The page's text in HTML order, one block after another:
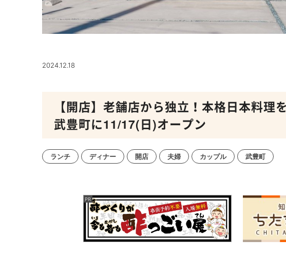
2024.12.18
【開店】老舗店から独立！本格日本料理
武豊町に11/17(日)オープン
ランチ ディナー 開店 夫婦 カップル 武豊町